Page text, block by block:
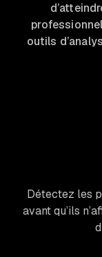
outils
Détectez les
avant qu’ils